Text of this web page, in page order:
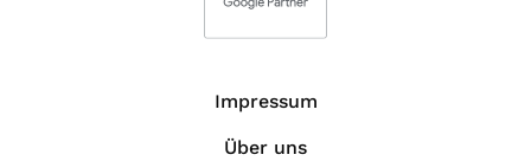
Impressum
Über uns